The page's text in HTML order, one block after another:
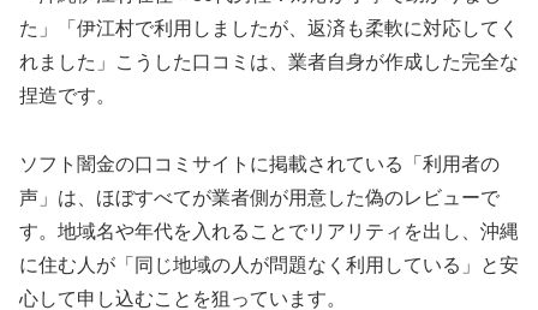
た」「伊江村で利用しましたが、返済も柔軟に対応してく
れました」こうした口コミは、業者自身が作成した完全な
捏造です。
ソフト闇金の口コミサイトに掲載されている「利用者の
声」は、ほぼすべてが業者側が用意した偽のレビューで
す。地域名や年代を入れることでリアリティを出し、沖縄
に住む人が「同じ地域の人が問題なく利用している」と安
心して申し込むことを狙っています。